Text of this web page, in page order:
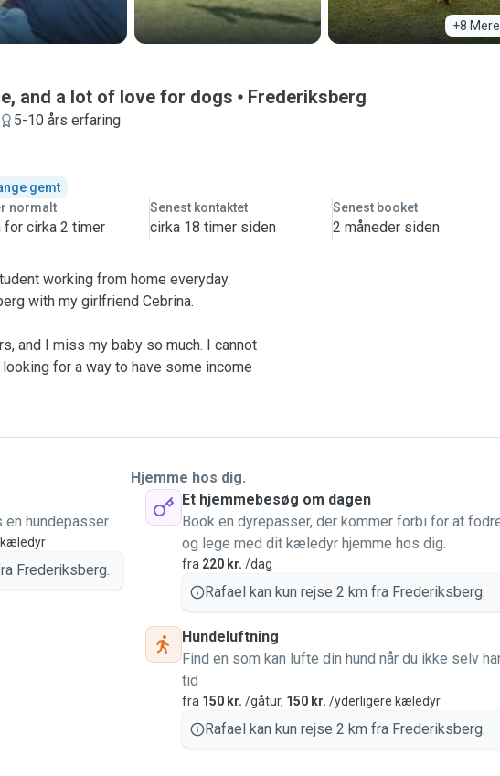
+8 Mere
and a lot of love for dogs Frederiksberg
5-10 års erfaring
gemt
normalt
for cirka 2 timer
Senest kontaktet
cirka 18 timer siden
Senest booket
2 måneder siden
working from home everyday.
with my girlfriend Cebrina.
and I miss my baby so much. I cannot
for a way to have some income
with your dog!
have different needs.
care of many different pets.
home all the time.
go outside with your dog, but I promise
en hundepasser
Frederiksberg.
Hjemme hos dig.
Et hjemmebesøg om dagen
Book en dyrepasser, der kommer forbi for at
og lege med dit kæledyr hjemme hos dig.
fra 220 kr. /dag
Rafael kan kun rejse 2 km fra Frederiksberg.
Hundeluftning
Find en som kan lufte din hund når du ikke selv
tid
fra 150 kr. /gåtur, 150 kr. /yderligere kæledyr
Rafael kan kun rejse 2 km fra Frederiksberg.